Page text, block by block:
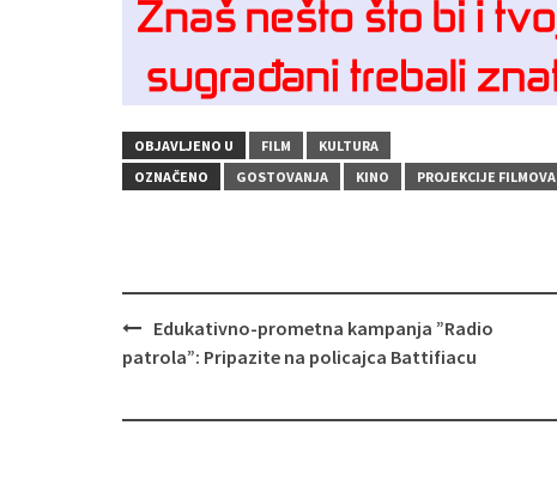
OBJAVLJENO U FILM
KULTURA
OZNAČENO
GOSTOVANJA KINO PROJEKCIJE FILMOVA
Navigacija
objava
Edukativno-prometna kampanja ”Radio
patrola”: Pripazite na policajca Battifiacu